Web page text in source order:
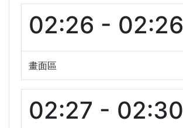
02:26 - 02:26
畫面區
02:27 - 02:30